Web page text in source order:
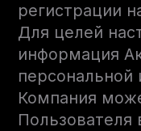
регистрации
Для целей
информация
Компания
Пользователя